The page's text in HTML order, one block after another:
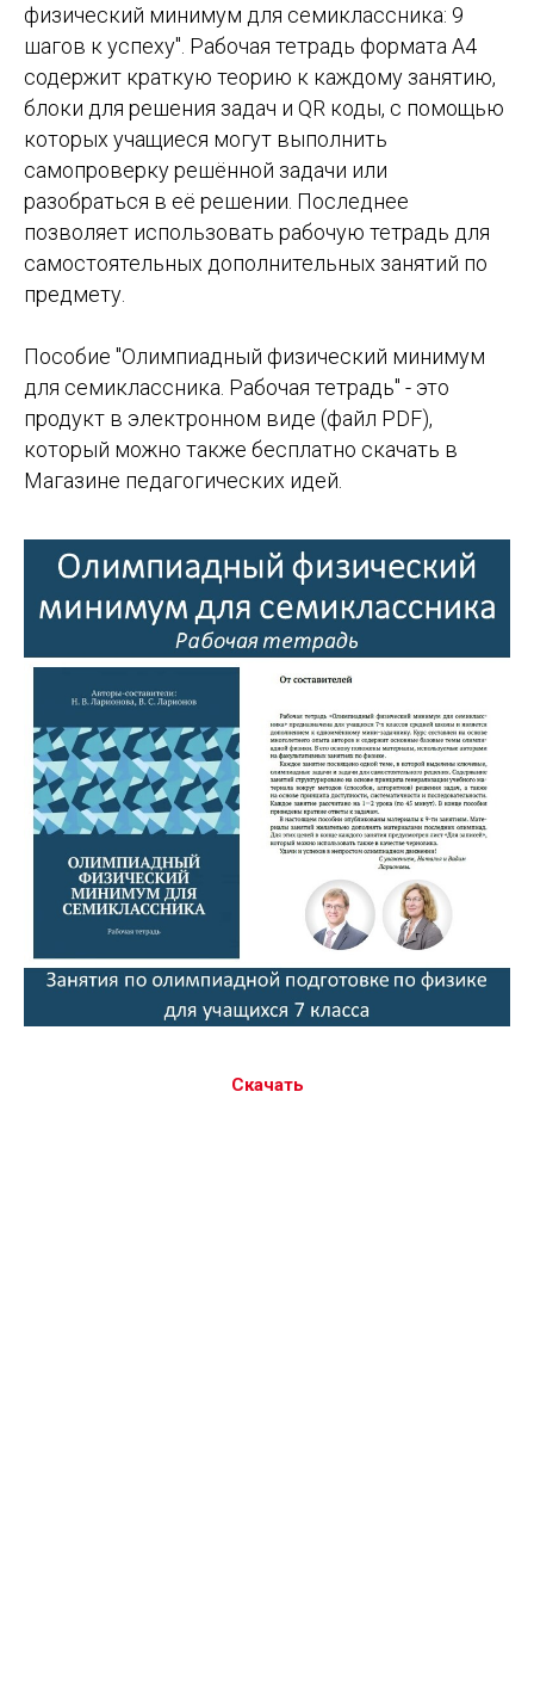
физический минимум для семиклассника: 9
шагов к успеху". Рабочая тетрадь формата А4
содержит краткую теорию к каждому занятию,
блоки для решения задач и QR коды, с помощью
которых учащиеся могут выполнить
самопроверку решённой задачи или
разобраться в её решении. Последнее
позволяет использовать рабочую тетрадь для
самостоятельных дополнительных занятий по
предмету.
Пособие "Олимпиадный физический минимум
для семиклассника. Рабочая тетрадь" - это
продукт в электронном виде (файл PDF),
который можно также бесплатно скачать в
Магазине педагогических идей.
Скачать